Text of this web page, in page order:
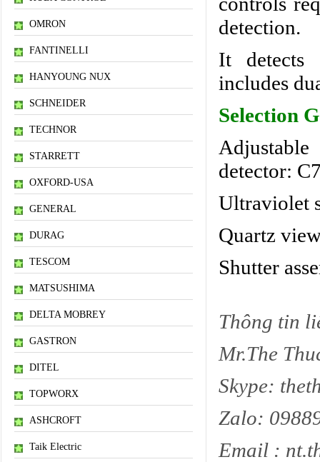
OMRON
FANTINELLI
HANYOUNG NUX
SCHNEIDER
TECHNOR
STARRETT
OXFORD-USA
GENERAL
DURAG
TESCOM
MATSUSHIMA
DELTA MOBREY
GASTRON
DITEL
TOPWORX
ASHCROFT
Taik Electric
detection.
It detects
includes
Selection
detector:
Ultraviolet
Quartz
Shutter
Thông tin
Mr.The
Skype:
Zalo:
Email :